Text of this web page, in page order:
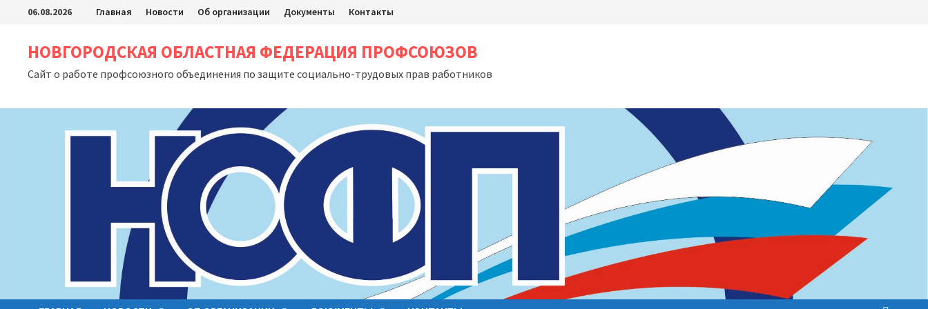
Перейти
содержимому
06.08.2026 Главная Новости Об организации Документы Контакты
НОВГОРОДСКАЯ ОБЛАСТНАЯ ФЕДЕРАЦИЯ ПРОФСОЮЗОВ
Сайт о работе профсоюзного объединения по защите социально-трудовых прав работников